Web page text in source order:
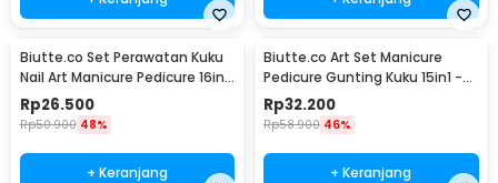
Biutte.co Set Perawatan Kuku
Nail Art Manicure Pedicure 16in1
- MJ1096-01
Rp26.500
Rp50.900 48%
+ Keranjang
Biutte.co Art Set Manicure
Pedicure Gunting Kuku 15in1 -
MR-6103
Rp32.200
Rp58.900 46%
+ Keranjang